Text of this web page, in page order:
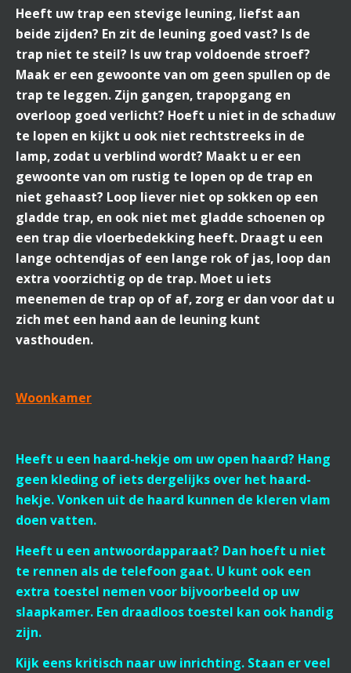
Heeft uw trap een stevige leuning, liefst aan
beide zijden? En zit de leuning goed vast? Is de
trap niet te steil? Is uw trap voldoende stroef?
Maak er een gewoonte van om geen spullen op de
trap te leggen. Zijn gangen, trapopgang en
overloop goed verlicht? Hoeft u niet in de schaduw
te lopen en kijkt u ook niet rechtstreeks in de
lamp, zodat u verblind wordt? Maakt u er een
gewoonte van om rustig te lopen op de trap en
niet gehaast? Loop liever niet op sokken op een
gladde trap, en ook niet met gladde schoenen op
een trap die vloerbedekking heeft. Draagt u een
lange ochtendjas of een lange rok of jas, loop dan
extra voorzichtig op de trap. Moet u iets
meenemen de trap op of af, zorg er dan voor dat u
zich met een hand aan de leuning kunt
vasthouden.
Woonkamer
Heeft u een haard-hekje om uw open haard? Hang
geen kleding of iets dergelijks over het haard-
hekje. Vonken uit de haard kunnen de kleren vlam
doen vatten.
Heeft u een antwoordapparaat? Dan hoeft u niet
te rennen als de telefoon gaat. U kunt ook een
extra toestel nemen voor bijvoorbeeld op uw
slaapkamer. Een draadloos toestel kan ook handig
zijn.
Kijk eens kritisch naar uw inrichting. Staan er veel